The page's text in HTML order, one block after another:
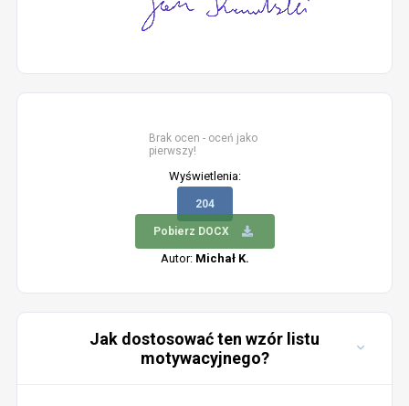
Brak ocen - oceń jako
pierwszy!
Wyświetlenia:
204
Pobierz DOCX
Autor: Michał K.
Jak dostosować ten wzór listu
motywacyjnego?